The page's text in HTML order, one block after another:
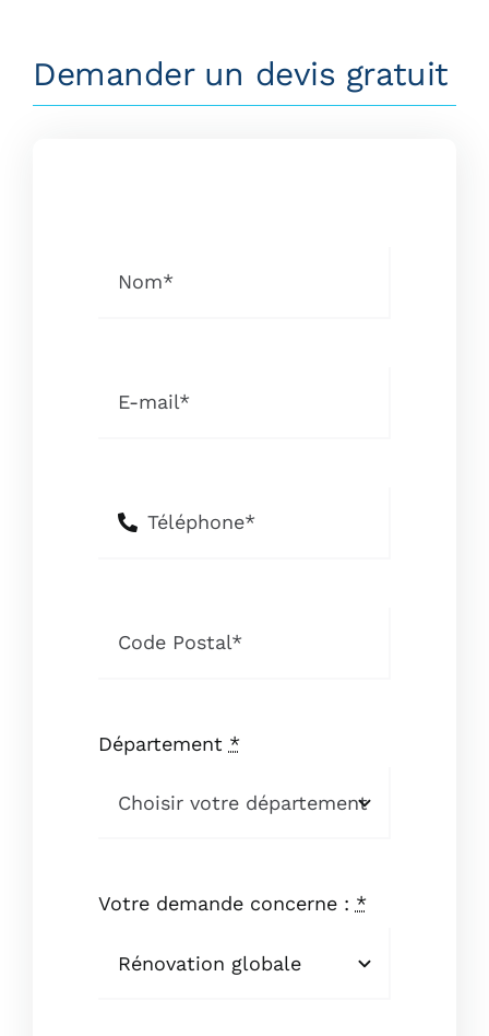
Demander un devis gratuit
Département *
Votre demande concerne : *